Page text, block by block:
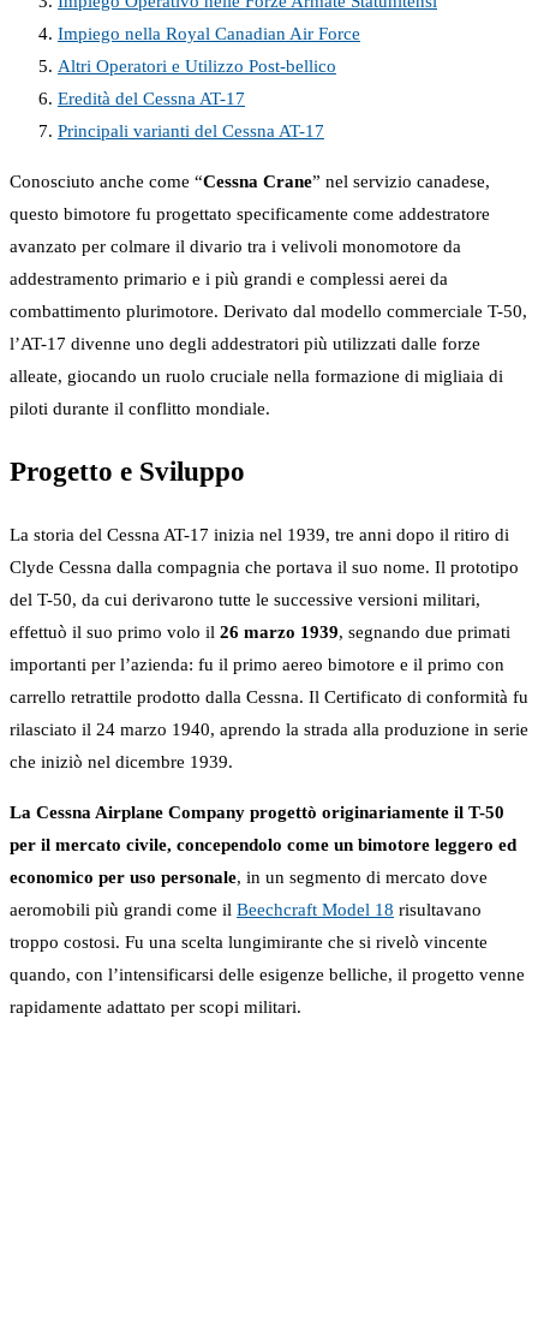
Impiego nella Royal Canadian Air Force
Altri Operatori e Utilizzo Post-bellico
Eredità del Cessna AT-17
Principali varianti del Cessna AT-17
Conosciuto anche come “Cessna Crane” nel servizio canadese,
questo bimotore fu progettato specificamente come addestratore
avanzato per colmare il divario tra i velivoli monomotore da
addestramento primario e i più grandi e complessi aerei da
combattimento plurimotore. Derivato dal modello commerciale T-50,
l’AT-17 divenne uno degli addestratori più utilizzati dalle forze
alleate, giocando un ruolo cruciale nella formazione di migliaia di
piloti durante il conflitto mondiale.
Progetto e Sviluppo
La storia del Cessna AT-17 inizia nel 1939, tre anni dopo il ritiro di
Clyde Cessna dalla compagnia che portava il suo nome. Il prototipo
del T-50, da cui derivarono tutte le successive versioni militari,
effettuò il suo primo volo il 26 marzo 1939, segnando due primati
importanti per l’azienda: fu il primo aereo bimotore e il primo con
carrello retrattile prodotto dalla Cessna. Il Certificato di conformità fu
rilasciato il 24 marzo 1940, aprendo la strada alla produzione in serie
che iniziò nel dicembre 1939.
La Cessna Airplane Company progettò originariamente il T-50
per il mercato civile, concependolo come un bimotore leggero ed
economico per uso personale, in un segmento di mercato dove
aeromobili più grandi come il Beechcraft Model 18 risultavano
troppo costosi. Fu una scelta lungimirante che si rivelò vincente
quando, con l’intensificarsi delle esigenze belliche, il progetto venne
rapidamente adattato per scopi militari.